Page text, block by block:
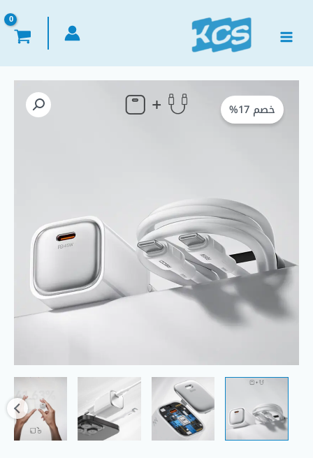
المحتوى
خصم 17%
السعر
EGP 725,00.
السعر
Recci
RC132E
Charger
KIT
Type-
C
Type-
45W
PD